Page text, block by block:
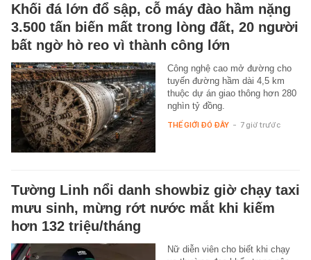
Khối đá lớn đổ sập, cỗ máy đào hầm nặng
3.500 tấn biến mất trong lòng đất, 20 người
bất ngờ hò reo vì thành công lớn
Công nghệ cao mở đường cho
tuyến đường hầm dài 4,5 km
thuộc dự án giao thông hơn 280
nghìn tỷ đồng.
THẾ GIỚI ĐÓ ĐÂY - 7 giờ trước
Tường Linh nổi danh showbiz giờ chạy taxi
mưu sinh, mừng rớt nước mắt khi kiếm
hơn 132 triệu/tháng
Nữ diễn viên cho biết khi chạy